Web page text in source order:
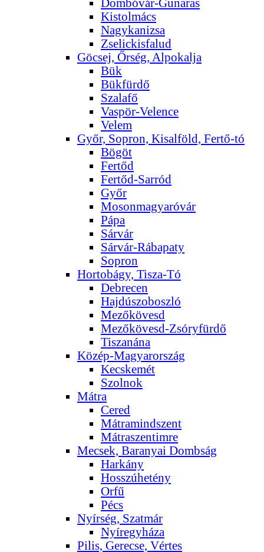
Dombóvár-Gunaras
Kistolmács
Nagykanizsa
Zselickisfalud
Göcsej, Őrség, Alpokalja
Bük
Bükfürdő
Szalafő
Vaspör-Velence
Velem
Győr, Sopron, Kisalföld, Fertő-tó
Bögöt
Fertőd
Fertőd-Sarród
Győr
Mosonmagyaróvár
Pápa
Sárvár
Sárvár-Rábapaty
Sopron
Hortobágy, Tisza-Tó
Debrecen
Hajdúszoboszló
Mezőkövesd
Mezőkövesd-Zsóryfürdő
Tiszanána
Közép-Magyarország
Kecskemét
Szolnok
Mátra
Cered
Mátramindszent
Mátraszentimre
Mecsek, Baranyai Dombság
Harkány
Hosszúhetény
Orfű
Pécs
Nyírség, Szatmár
Nyíregyháza
Pilis, Gerecse, Vértes